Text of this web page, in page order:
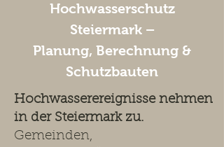
Hochwasserschutz
Steiermark –
Planung, Berechnung &
Schutzbauten
Hochwasserereignisse nehmen
in der Steiermark zu.
Gemeinden,